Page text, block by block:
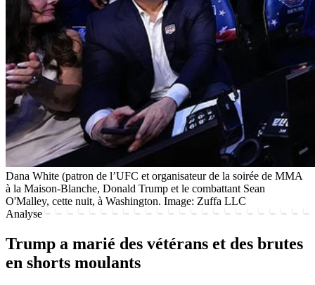
Dana White (patron de l’UFC et organisateur de la soirée de MMA
à la Maison-Blanche, Donald Trump et le combattant Sean
O'Malley, cette nuit, à Washington. Image: Zuffa LLC
Analyse
Trump a marié des vétérans et des brutes
en shorts moulants